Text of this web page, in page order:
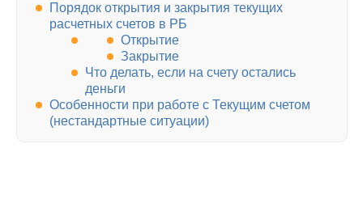
Порядок открытия и закрытия текущих
расчетных счетов в РБ
Открытие
Закрытие
Что делать, если на счету остались
деньги
Особенности при работе с Текущим счетом
(нестандартные ситуации)